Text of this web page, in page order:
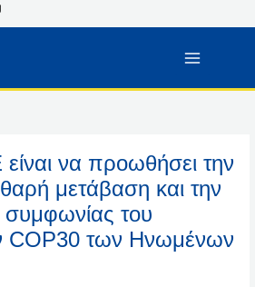
να προωθήσει την
μετάβαση και την
του
COP30 των Ηνωμένων